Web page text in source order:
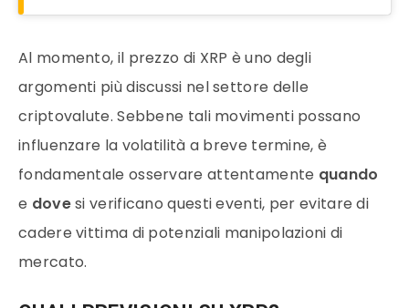
Al momento, il prezzo di XRP è uno degli
argomenti più discussi nel settore delle
criptovalute. Sebbene tali movimenti possano
influenzare la volatilità a breve termine, è
fondamentale osservare attentamente quando
e dovesi verificano questi eventi, per evitare di
cadere vittima di potenziali manipolazioni di
mercato.